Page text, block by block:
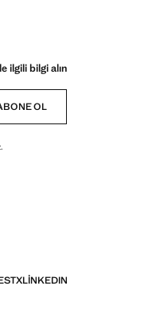
ilgili bilgi alın
OL
XLINKEDIN